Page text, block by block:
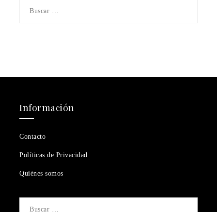
Información
Contacto
Políticas de Privacidad
Quiénes somos